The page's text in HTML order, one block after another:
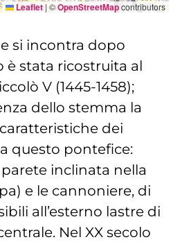
Leaflet|©OpenStreetMapcontributors
si incontra dopo
è stata ricostruita al
V (1445-1458);
dello stemma la
dei
questo pontefice:
inclinata nella
e le cannoniere, di
all’esterno lastre di
Nel XX secolo